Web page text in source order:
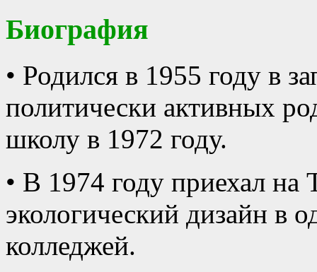
Биография
• Родился в 1955 году в
политически активных
школу в 1972 году.
• В 1974 году приехал
экологический дизайн в
колледжей.